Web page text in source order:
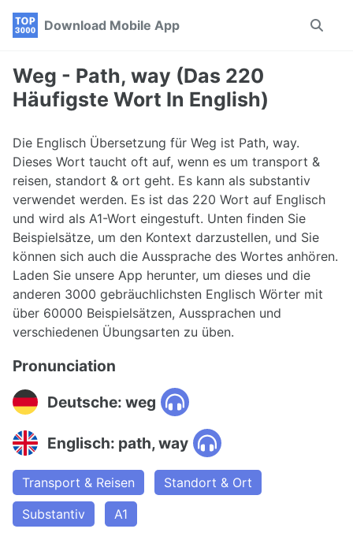
Skip
navigation
Skip
Skip
Download Mobile App
Toggle
Weg - Path, way (Das 220
Häufigste Wort In English)
Die Englisch Übersetzung für Weg ist Path, way.
Dieses Wort taucht oft auf, wenn es um transport &
reisen, standort & ort geht. Es kann als substantiv
verwendet werden. Es ist das 220 Wort auf Englisch
und wird als A1-Wort eingestuft. Unten finden Sie
Beispielsätze, um den Kontext darzustellen, und Sie
können sich auch die Aussprache des Wortes anhören.
Laden Sie unsere App herunter, um dieses und die
anderen 3000 gebräuchlichsten Englisch Wörter mit
über 60000 Beispielsätzen, Aussprachen und
verschiedenen Übungsarten zu üben.
Pronunciation
Deutsche: weg
Englisch: path, way
Transport & Reisen
Standort & Ort
Substantiv
A1